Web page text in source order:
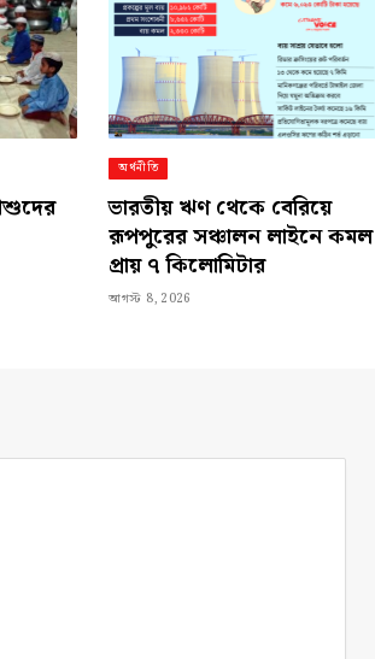
অর্থনীতি
ভারতীয় ঋণ থেকে বেরিয়ে
রূপপুরের সঞ্চালন লাইনে কমল
প্রায় ৭ কিলোমিটার
আগস্ট 8, 2026